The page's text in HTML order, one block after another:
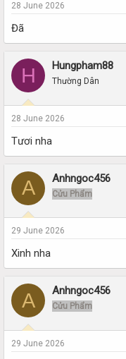
28 June 2026
Đã
H Hungpham88
Thường Dân
28 June 2026
Tươi nha
A Anhngoc456
Cửu Phẩm
29 June 2026
Xinh nha
A Anhngoc456
Cửu Phẩm
29 June 2026